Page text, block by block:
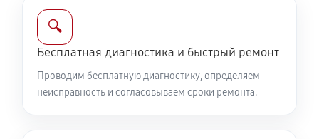
🔍
Бесплатная диагностика и быстрый ремонт
Проводим бесплатную диагностику, определяем
неисправность и согласовываем сроки ремонта.